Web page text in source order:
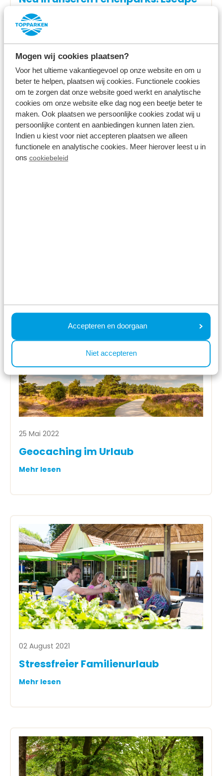
Mogen wij cookies plaatsen?
Voor het ultieme vakantiegevoel op onze website en om u
beter te helpen, plaatsen wij cookies. Functionele cookies
om te zorgen dat onze website goed werkt en analytische
cookies om onze website elke dag nog een beetje beter te
maken. Ook plaatsen we persoonlijke cookies zodat wij u
persoonlijke content en aanbiedingen kunnen laten zien.
Indien u kiest voor niet accepteren plaatsen we alleen
functionele en analytische cookies. Meer hierover leest u in
ons cookiebeleid
Accepteren en doorgaan
Niet accepteren
Box & Escape Hunt
Mehr lesen
25 Mai 2022
Geocaching im Urlaub
Mehr lesen
02 August 2021
Stressfreier Familienurlaub
Mehr lesen